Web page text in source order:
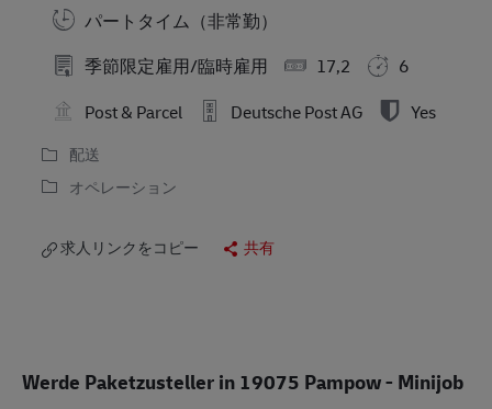
パートタイム（非常勤）
季節限定雇用/臨時雇用
17,2
6
Post & Parcel
Deutsche Post AG Yes
配送
オペレーション
求人リンクをコピー 共有
Werde Paketzusteller in 19075 Pampow - Minijob